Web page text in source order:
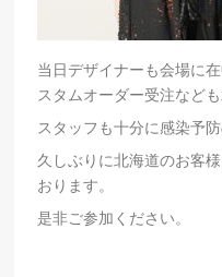
当日デザイナーも会場に
スタムオーダー受注なども
スタッフも十分に感染予
久しぶりに北海道のお客
おります。
是非ご参加ください。